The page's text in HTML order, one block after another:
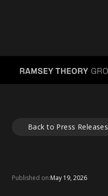
Back to Press Releases
Published on:May 19, 2026